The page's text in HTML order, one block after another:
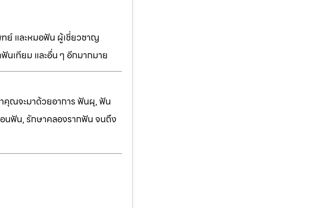
ย์ และหมอฟัน ผู้เชี่ยวชาญ
นเทียม และอื่น ๆ อีกมากมาย
าคุณจะมาด้วยอาการ ฟันผุ, ฟัน
นฟัน, รักษาคลองรากฟัน จนถึง